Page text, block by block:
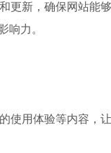
更新，确保网站能
响力。
使用体验等内容，